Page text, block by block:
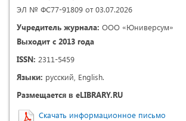
ЭЛ № ФС77-91809 от 03.07.2026
Учредитель журнала: ООО «Юниверсум»
Выходит с 2013 года
ISSN: 2311-5459
Языки: русский, English.
Размещается в eLIBRARY.RU
Скачать информационное письмо